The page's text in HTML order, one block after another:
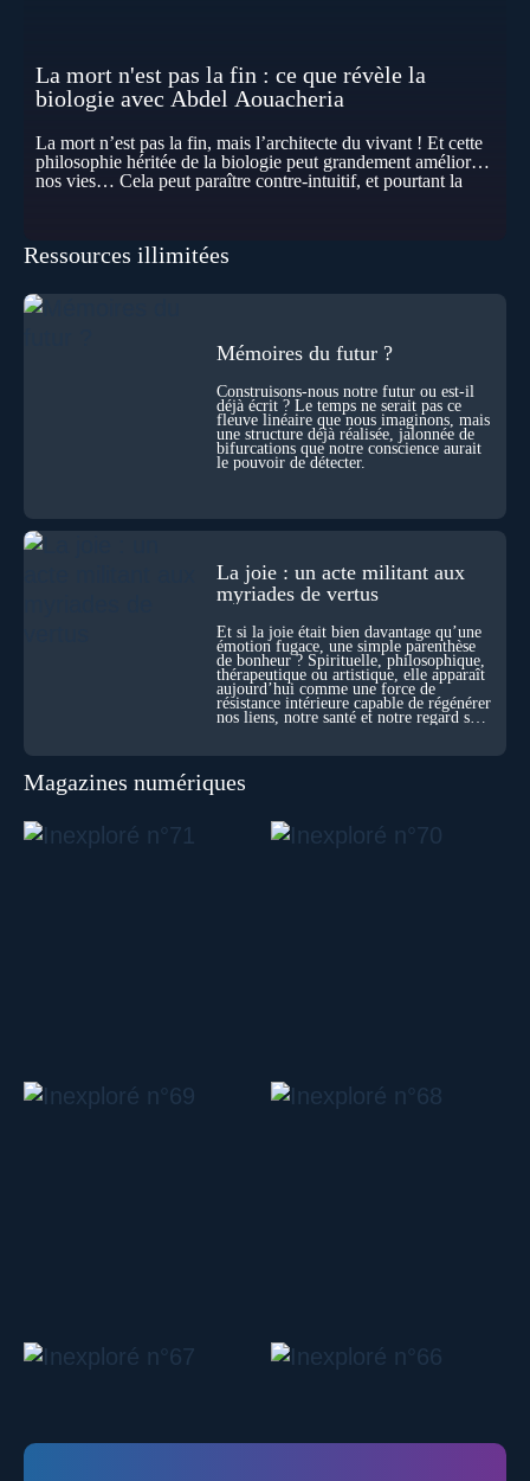
La mort n'est pas la fin : ce que révèle la
biologie avec Abdel Aouacheria
La mort n’est pas la fin, mais l’architecte du vivant ! Et cette
philosophie héritée de la biologie peut grandement améliorer
nos vies… Cela peut paraître contre-intuitif, et pourtant la
se construisent grâce à des milliers de morts cellulaires
effacements nécessaires façonnent la vie elle-même. À toutes
les échelles, la mort apparaît moins comme une rupture que
elle transformer notre manière de penser la mort ? Existe-t-il
l’âme ? Nous en parlons avec Abdel Aouacheria, docteur en
biochimie et spécialiste de la mort cellulaire.
Ressources illimitées
Mémoires du futur ?
Construisons-nous notre futur ou est-il
déjà écrit ? Le temps ne serait pas ce
fleuve linéaire que nous imaginons, mais
une structure déjà réalisée, jalonnée de
bifurcations que notre conscience aurait
le pouvoir de détecter.
La joie : un acte militant aux
myriades de vertus
Et si la joie était bien davantage qu’une
émotion fugace, une simple parenthèse
de bonheur ? Spirituelle, philosophique,
thérapeutique ou artistique, elle apparaît
aujourd’hui comme une force de
résistance intérieure capable de régénérer
nos liens, notre santé et notre regard sur
Magazines numériques